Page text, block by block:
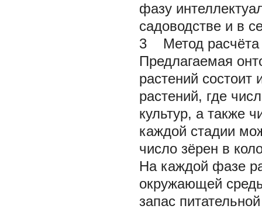
фазу
садоводстве и в
3 Метод расчёта
Предлагаемая
растений состоит
растений, где
культур, а также
каждой стадии
число зёрен в
На каждой фазе
окружающей
запас